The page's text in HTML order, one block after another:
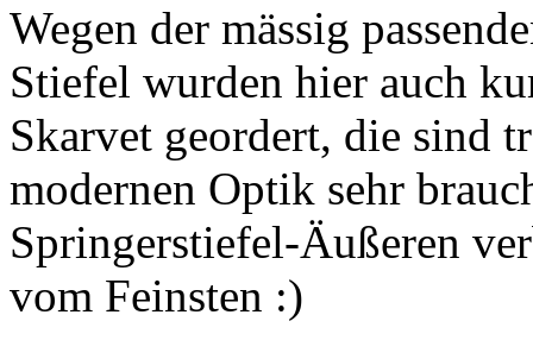
Wegen der mässig
Stiefel wurden hier auch
Skarvet geordert, die sind
modernen Optik sehr
Springerstiefel-Äußeren
vom Feinsten :)